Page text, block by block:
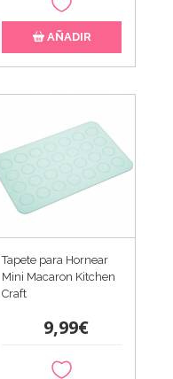
AÑADIR
Tapete para Hornear
Mini Macaron Kitchen
Craft
9,99€